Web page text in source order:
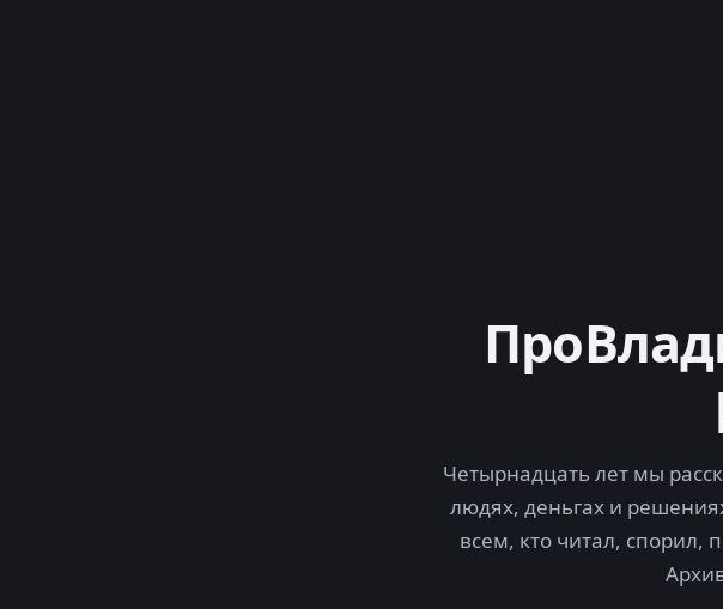
Четырнадцать лет мы
людях, деньгах и
всем, кто читал,